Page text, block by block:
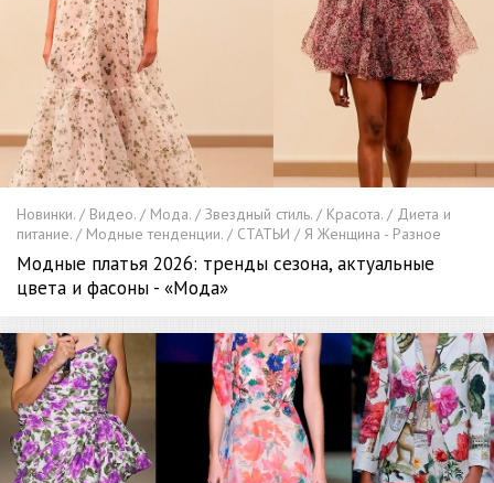
Новинки. / Видео. / Мода. / Звездный стиль. / Красота. / Диета и
питание. / Модные тенденции. / СТАТЬИ / Я Женщина - Разное
Модные платья 2026: тренды сезона, актуальные
цвета и фасоны - «Мода»